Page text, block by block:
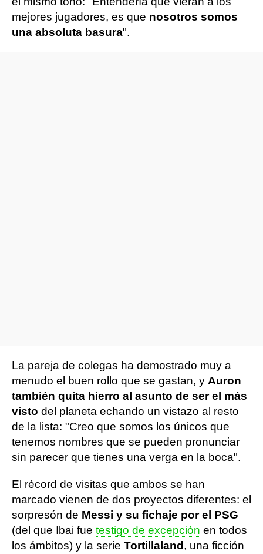
mejores jugadores, es que nosotros somos
una absoluta basura".
La pareja de colegas ha demostrado muy a
menudo el buen rollo que se gastan, y Auron
también quita hierro al asunto de ser el más
visto del planeta echando un vistazo al resto
de la lista: "Creo que somos los únicos que
tenemos nombres que se pueden pronunciar
sin parecer que tienes una verga en la boca".
El récord de visitas que ambos se han
marcado vienen de dos proyectos diferentes: el
sorpresón de Messi y su fichaje por el PSG
(del que Ibai fue testigo de excepción en todos
los ámbitos) y la serie Tortillaland , una ficción